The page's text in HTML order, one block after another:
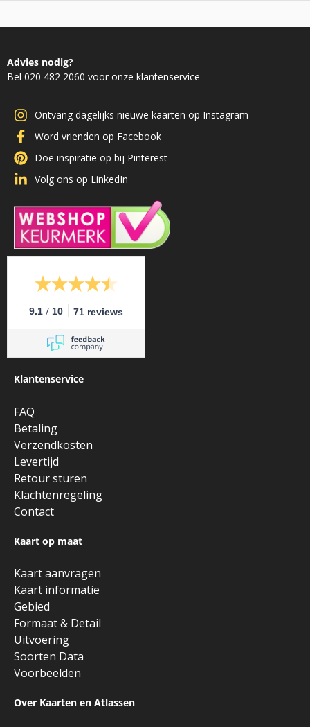
Advies nodig?
Bel 020 482 2060 voor onze klantenservice
Ontvang dagelijks nieuwe kaarten op Instagram
Word vrienden op Facebook
Doe inspiratie op bij Pinterest
Volg ons op LinkedIn
9.1 / 10 71 reviews
Klantenservice
FAQ
Betaling
Verzendkosten
Levertijd
Retour sturen
Klachtenregeling
Contact
Kaart op maat
Kaart aanvragen
Kaart informatie
Gebied
Formaat & Detail
Uitvoering
Soorten Data
Voorbeelden
Over Kaarten en Atlassen